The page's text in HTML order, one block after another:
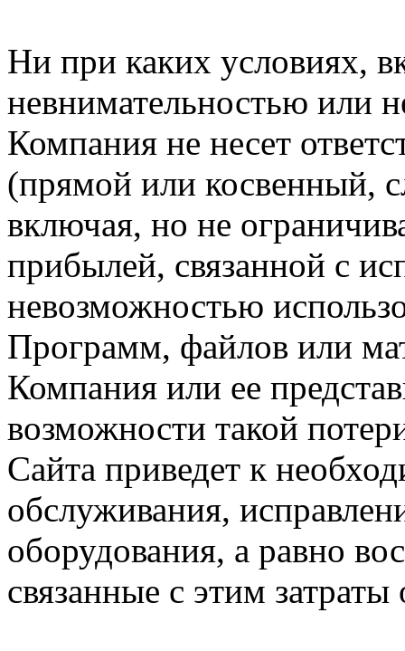
Ни при каких условиях,
невнимательностью или
Компания не несет
(прямой или косвенный,
включая, но не
прибылей, связанной с
невозможностью
Программ, файлов или
Компания или ее
возможности такой
Сайта приведет к
обслуживания,
оборудования, а равно
связанные с этим